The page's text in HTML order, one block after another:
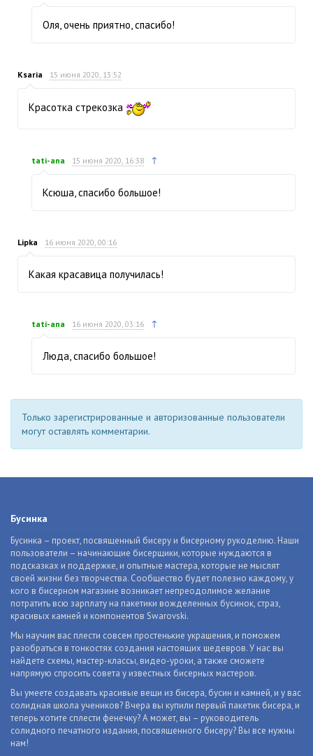
Оля, очень приятно, спасибо!
Ksaria 15 июня 2020, 13:52
Красотка стрекозка
tati-ana 15 июня 2020, 16:38 ↑
Ксюша, спасибо большое!
Lipka 16 июня 2020, 00:16
Какая красавица получилась!
tati-ana 16 июня 2020, 03:16 ↑
Люда, спасибо большое!
Только зарегистрированные и авторизованные пользователи
могут оставлять комментарии.
Бусинка
Бусинка – проект, посвященный бисеру и бисерному рукоделию. Наши
пользователи – начинающие бисерщики, которые нуждаются в
подсказках и поддержке, и опытные мастера, которые не мыслят
своей жизни без творчества. Сообщество будет полезно каждому, у
кого в бисерном магазине возникает непреодолимое желание
потратить всю зарплату на пакетики вожделенных бусинок, страз,
красивых камней и компонентов Swarovski.
Мы научим вас плести совсем простенькие украшения, и поможем
разобраться в тонкостях создания настоящих шедевров. У нас вы
найдете схемы, мастер-классы, видео-уроки, а также сможете
напрямую спросить совета у известных бисерных мастеров.
Вы умеете создавать красивые вещи из бисера, бусин и камней, и у вас
солидная школа учеников? Вчера вы купили первый пакетик бисера, и
теперь хотите сплести фенечку? А может, вы – руководитель
солидного печатного издания, посвященного бисеру? Вы все нужны
нам!